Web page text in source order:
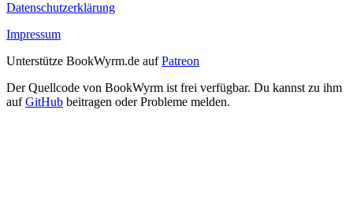
Datenschutzerklärung
Impressum
Unterstütze BookWyrm.de aufPatreon
Der Quellcode von BookWyrm ist frei verfügbar. Du kannst zu ihm
aufGitHub beitragen oder Probleme melden.